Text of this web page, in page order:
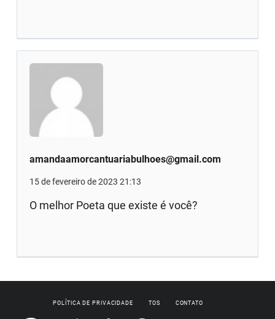
amandaamorcantuariabulhoes@gmail.com
15 de fevereiro de 2023 21:13
O melhor Poeta que existe é você?
POLÍTICA DE PRIVACIDADE TOS CONTATO